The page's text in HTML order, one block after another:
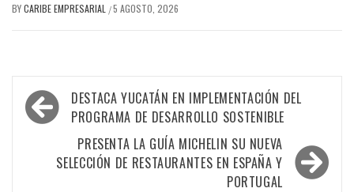
BYCARIBE EMPRESARIAL /5 AGOSTO, 2026
Navegación
de
entradas
DESTACA YUCATÁN EN IMPLEMENTACIÓN DEL
PROGRAMA DE DESARROLLO SOSTENIBLE
PRESENTA LA GUÍA MICHELIN SU NUEVA
SELECCIÓN DE RESTAURANTES EN ESPAÑA Y
PORTUGAL